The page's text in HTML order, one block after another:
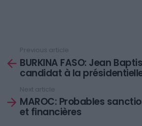
more
Previous article
BURKINA FASO: Jean
candidat à la
Next article
MAROC: Probables
et financières